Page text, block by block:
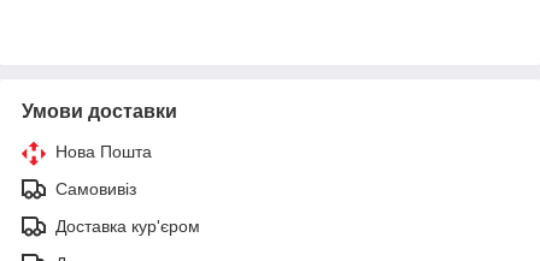
Умови доставки
Нова Пошта
Самовивіз
Доставка кур'єром